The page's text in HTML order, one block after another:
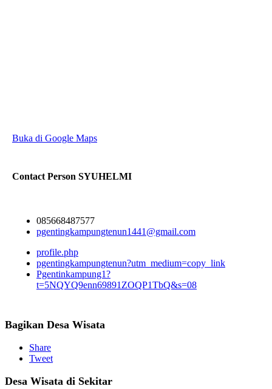
Buka di Google Maps
Contact Person SYUHELMI
085668487577
pgentingkampungtenun1441@gmail.com
profile.php
pgentingkampungtenun?utm_medium=copy_link
Pgentinkampung1?
t=5NQYQ9enn69891ZOQP1TbQ&s=08
Bagikan Desa Wisata
Share
Tweet
Desa Wisata di Sekitar